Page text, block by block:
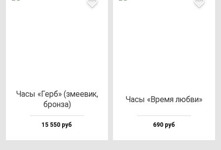
Часы «Герб» (зме­евик,
брон­за)
15 550 руб
Часы «Вре­мя люб­ви»
690 руб